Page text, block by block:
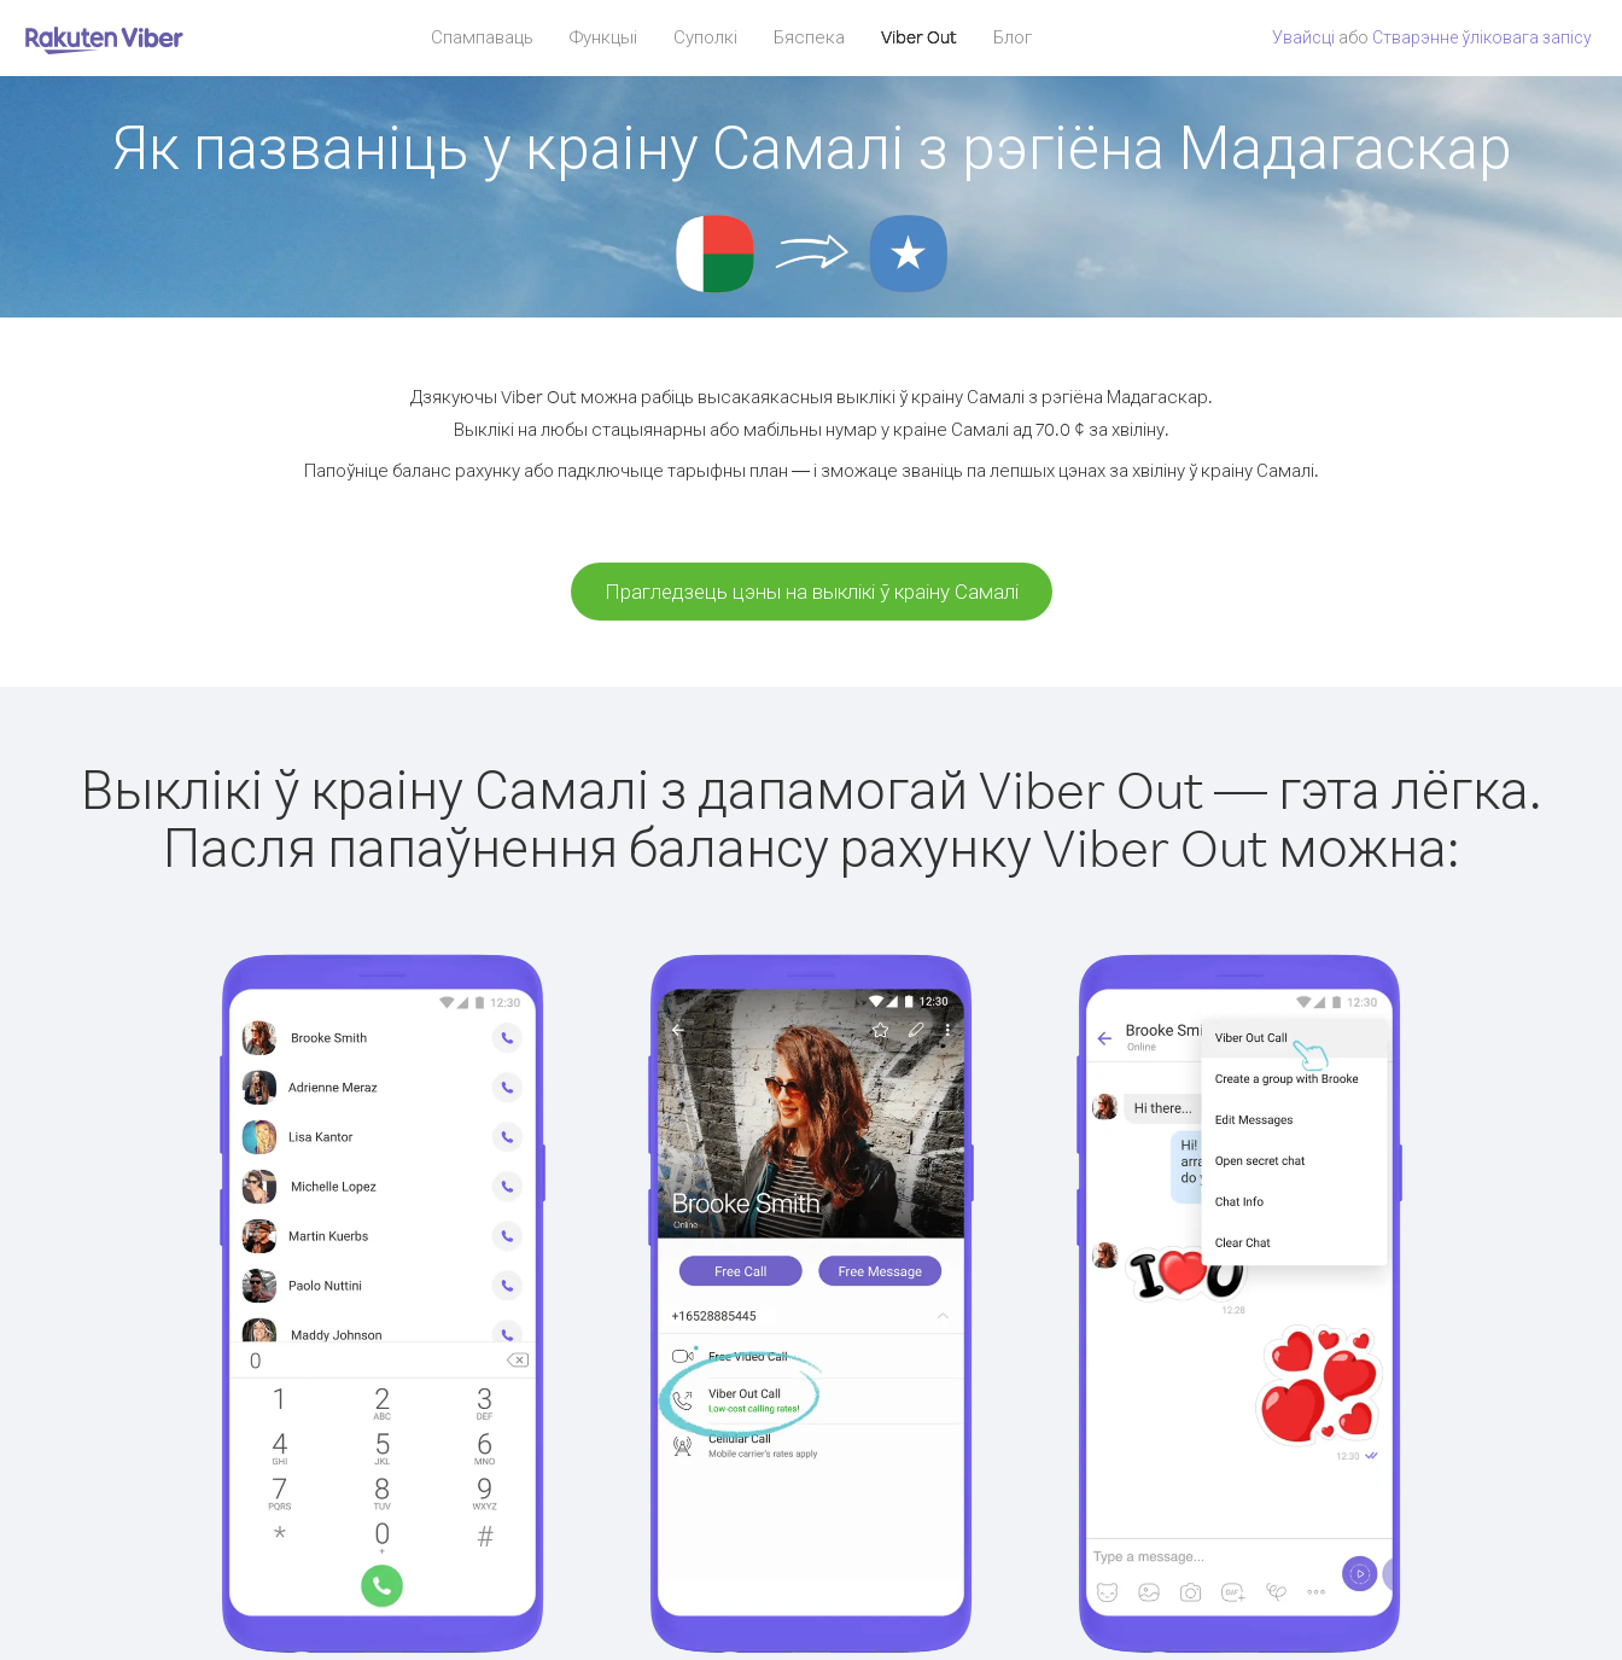
Спампаваць Функцыі Суполкі Бяспека Viber Out Блог Увайсці або Стварэнне ўліковага запісу
Як пазваніць у краіну Самалі з рэгіёна Мадагаскар
Дзякуючы Viber Out можна рабіць высакаякасныя выклікі ў краіну Самалі з рэгіёна Мадагаскар.
Выклікі на любы стацыянарны або мабільны нумар у краіне Самалі ад 70.0 ¢ за хвіліну.
Папоўніце баланс рахунку або падключыце тарыфны план — і зможаце званіць па лепшых цэнах за хвіліну ў краіну Самалі.
Прагледзець цэны на выклікі ў краіну Самалі
Выклікі ў краіну Самалі з дапамогай Viber Out — гэта лёгка.
Пасля папаўнення балансу рахунку Viber Out можна: